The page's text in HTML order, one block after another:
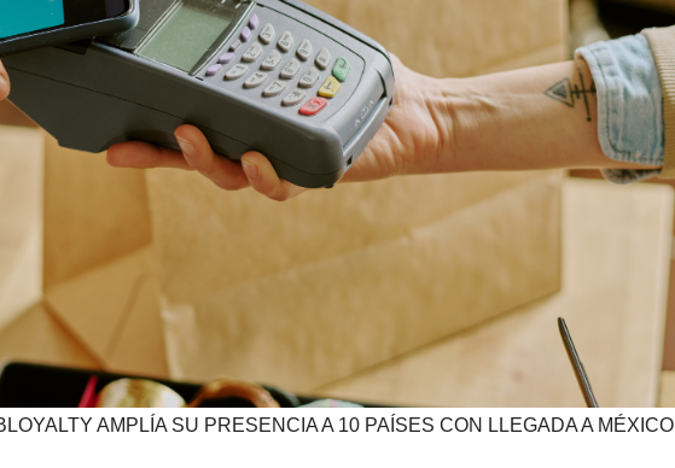
AMPLÍA SU PRESENCIA A 10 PAÍSES CON LLEGADA A MÉXICO